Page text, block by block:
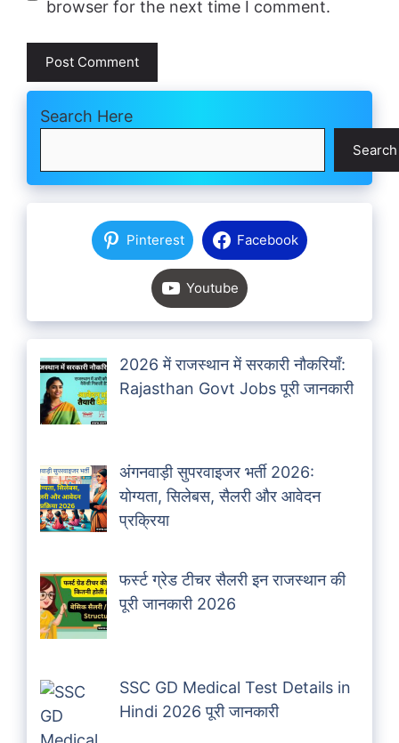
browser for the next time I comment.
Search Here
Search
Pinterest Facebook
Youtube
2026 में राजस्थान में सरकारी नौकरियाँ:
Rajasthan Govt Jobs पूरी जानकारी
अंगनवाड़ी सुपरवाइजर भर्ती 2026:
योग्यता, सिलेबस, सैलरी और आवेदन
प्रक्रिया
फर्स्ट ग्रेड टीचर सैलरी इन राजस्थान की
पूरी जानकारी 2026
SSC GD Medical Test Details in
Hindi 2026 पूरी जानकारी